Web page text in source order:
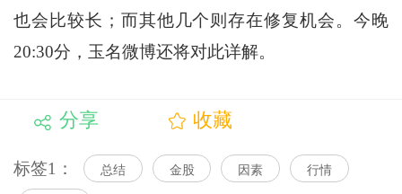
也会比较长；而其他几个则存在修复机会。今晚
20:30分，玉名微博还将对此详解。
分享 收藏
标签1： 总结 金股 因素 行情